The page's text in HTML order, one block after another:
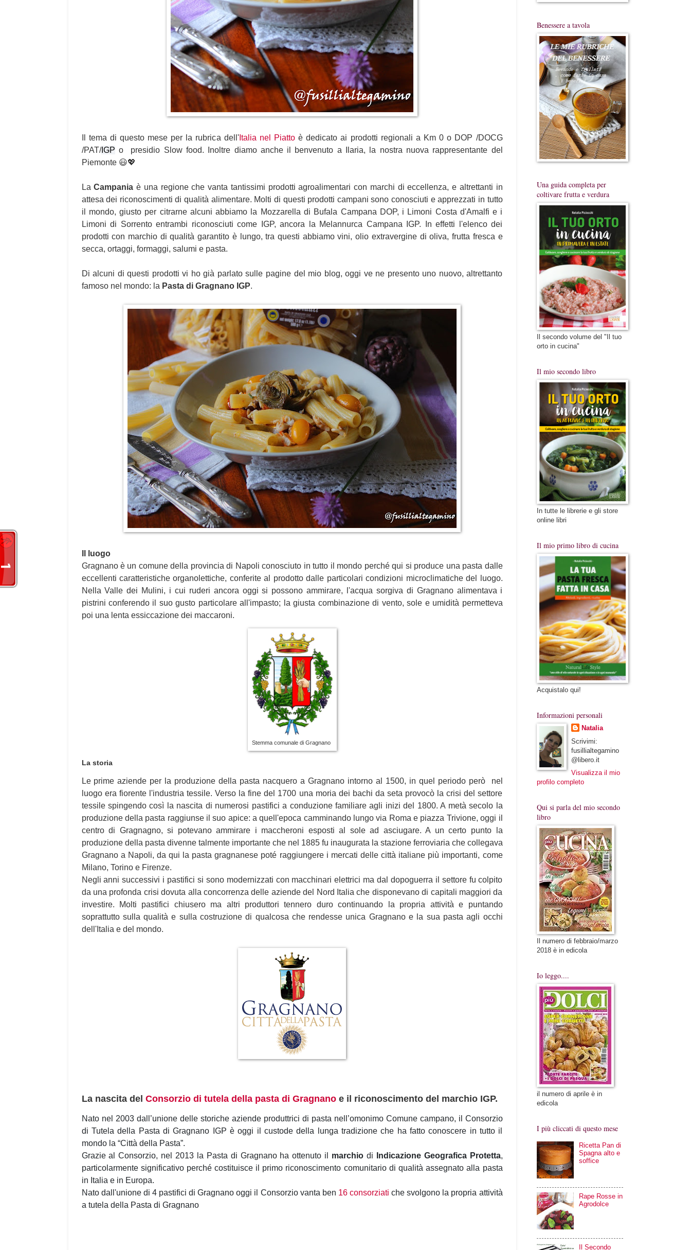
Il tema di questo mese per la rubrica dell'Italia nel Piatto è dedicato ai prodotti regionali a Km 0 o DOP /DOCG
/PAT/IGP o  presidio Slow food. Inoltre diamo anche il benvenuto a Ilaria, la nostra nuova rappresentante del
Piemonte 😃💖
La Campania è una regione che vanta tantissimi prodotti agroalimentari con marchi di eccellenza, e altrettanti in
attesa dei riconoscimenti di qualità alimentare. Molti di questi prodotti campani sono conosciuti e apprezzati in tutto
il
mondo, giusto per citrarne alcuni abbiamo la Mozzarella di Bufala Campana DOP, i Limoni Costa d'Amalfi e i
Limoni di Sorrento entrambi riconosciuti come IGP, ancora la Melannurca Campana IGP. In effetti l'elenco dei
prodotti con marchio di qualità garantito è lungo, tra questi abbiamo vini, olio extravergine di oliva, frutta fresca e
secca, ortaggi, formaggi, salumi e pasta.
Di alcuni di questi prodotti vi ho già parlato sulle pagine del mio blog, oggi ve ne presento uno nuovo, altrettanto
famoso nel mondo: la Pasta di Gragnano IGP.
Il luogo
Gragnano è un comune della provincia di Napoli conosciuto in tutto il mondo perché qui si produce una pasta dalle
eccellenti caratteristiche organolettiche, conferite al prodotto dalle particolari condizioni microclimatiche del luogo.
Nella Valle dei Mulini, i cui ruderi ancora oggi si possono ammirare, l'acqua sorgiva di Gragnano alimentava i
pistrini conferendo il suo gusto particolare all'impasto; la giusta combinazione di vento, sole e umidità permetteva
poi una lenta essiccazione dei maccaroni.
Stemma comunale di Gragnano
La storia
Le prime aziende per la produzione della pasta nacquero a Gragnano intorno al 1500, in quel periodo però nel
luogo era fiorente l'industria tessile. Verso la fine del 1700 una moria dei bachi da seta provocò la crisi del settore
tessile spingendo così la nascita di numerosi pastifici a conduzione familiare agli inizi del 1800. A metà secolo la
produzione della pasta raggiunse il suo apice: a quell'epoca camminando lungo via Roma e piazza Trivione, oggi il
centro di Gragnagno, si potevano ammirare i maccheroni esposti al sole ad asciugare. A un certo punto la
produzione della pasta divenne talmente importante che nel 1885 fu inaugurata la stazione ferroviaria che collegava
Gragnano a Napoli, da qui la pasta gragnanese poté raggiungere i mercati delle città italiane più importanti, come
Milano, Torino e Firenze.
Negli anni successivi i pastifici si sono modernizzati con macchinari elettrici ma dal dopoguerra il settore fu colpito
da una profonda crisi dovuta alla concorrenza delle aziende del Nord Italia che disponevano di capitali maggiori da
investire. Molti pastifici chiusero ma altri produttori tennero duro continuando la propria attività e puntando
soprattutto sulla qualità e sulla costruzione di qualcosa che rendesse unica Gragnano e la sua pasta agli occhi
dell'Italia e del mondo.
La nascita del Consorzio di tutela della pasta di Gragnanoe il riconoscimento del marchio IGP.
Nato nel 2003 dall’unione delle storiche aziende produttrici di pasta nell’omonimo Comune campano, il Consorzio
di Tutela della Pasta di Gragnano IGP è oggi il custode della lunga tradizione che ha fatto conoscere in tutto il
mondo la “Città della Pasta”.
Grazie al Consorzio, nel 2013 la Pasta di Gragnano ha ottenuto il marchio di Indicazione Geografica Protetta,
particolarmente significativo perché costituisce il primo riconoscimento comunitario di qualità assegnato alla pasta
in Italia e in Europa.
Nato dall'unione di 4 pastifici di Gragnano oggi il Consorzio vanta ben 16 consorziati che svolgono la propria attività
a tutela della Pasta di Gragnano
Benessere a tavola
Una guida completa per
coltivare frutta e verdura
Il secondo volume del "Il tuo
orto in cucina"
Il mio secondo libro
In tutte le librerie e gli store
online libri
Il mio primo libro di cucina
Acquistalo qui!
Informazioni personali
Natalia
Scrivimi:
fusillialtegamino
@libero.it
Visualizza il mio
profilo completo
Qui si parla del mio secondo
libro
Il numero di febbraio/marzo
2018 è in edicola
Io leggo....
il numero di aprile è in
edicola
I più cliccati di questo mese
Ricetta Pan di
Spagna alto e
soffice
Rape Rosse in
Agrodolce
Il Secondo